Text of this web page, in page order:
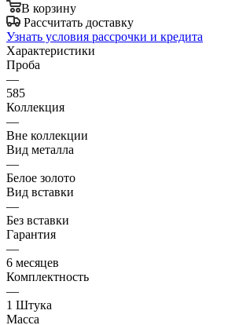
В корзину
Рассчитать доставку
Узнать условия рассрочки и кредита
Характеристики
Проба
—
585
Коллекция
—
Вне коллекции
Вид металла
—
Белое золото
Вид вставки
—
Без вставки
Гарантия
—
6 месяцев
Комплектность
—
1 Штука
Масса